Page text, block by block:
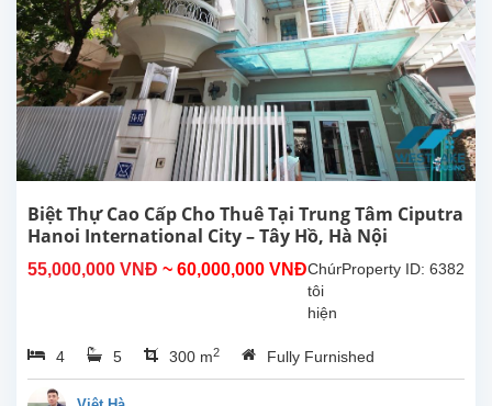
(UNIS)
và
các
trường
trung
học
trong
khu
Căn
nhà
Biệt Thự Cao Cấp Cho Thuê Tại Trung Tâm Ciputra
Hanoi International City – Tây Hồ, Hà Nội
55,000,000 VNĐ ~ 60,000,000 VNĐ Property ID: 6382
Chúng
tôi
hiện
một
biệt
4 5 300 m2 Fully Furnished